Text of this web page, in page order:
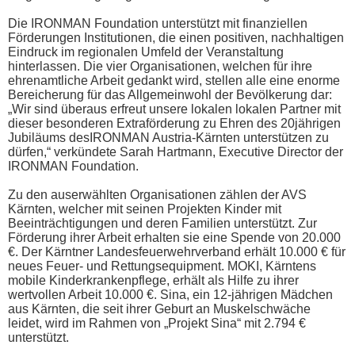
Die IRONMAN Foundation unterstützt mit finanziellen
Förderungen Institutionen, die einen positiven, nachhaltigen
Eindruck im regionalen Umfeld der Veranstaltung
hinterlassen. Die vier Organisationen, welchen für ihre
ehrenamtliche Arbeit gedankt wird, stellen alle eine enorme
Bereicherung für das Allgemeinwohl der Bevölkerung dar:
„Wir sind überaus erfreut unsere lokalen lokalen Partner mit
dieser besonderen Extraförderung zu Ehren des 20jährigen
Jubiläums desIRONMAN Austria-Kärnten unterstützen zu
dürfen,“ verkündete Sarah Hartmann, Executive Director der
IRONMAN Foundation.
Zu den auserwählten Organisationen zählen der AVS
Kärnten, welcher mit seinen Projekten Kinder mit
Beeinträchtigungen und deren Familien unterstützt. Zur
Förderung ihrer Arbeit erhalten sie eine Spende von 20.000
€. Der Kärntner Landesfeuerwehrverband erhält 10.000 € für
neues Feuer- und Rettungsequipment. MOKI, Kärntens
mobile Kinderkrankenpflege, erhält als Hilfe zu ihrer
wertvollen Arbeit 10.000 €. Sina, ein 12-jährigen Mädchen
aus Kärnten, die seit ihrer Geburt an Muskelschwäche
leidet, wird im Rahmen von „Projekt Sina“ mit 2.794 €
unterstützt.